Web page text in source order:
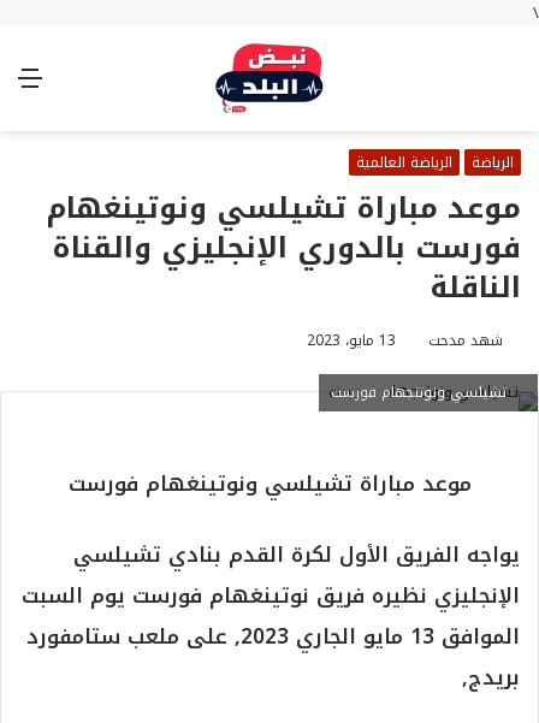
\
الوضع
الرياضة الرياضة العالمية
موعد مباراة تشيلسي ونوتينغهام
فورست بالدوري الإنجليزي والقناة
الناقلة
شهد مدحت
13 مايو، 2023
تشيلسي ونوتنجهام فورست
موعد مباراة تشيلسي ونوتينغهام فورست
يواجه الفريق الأول لكرة القدم بنادي تشيلسي
الإنجليزي نظيره فريق نوتينغهام فورست يوم السبت
الموافق 13 مايو الجاري 2023, على ملعب ستامفورد
بريدج,